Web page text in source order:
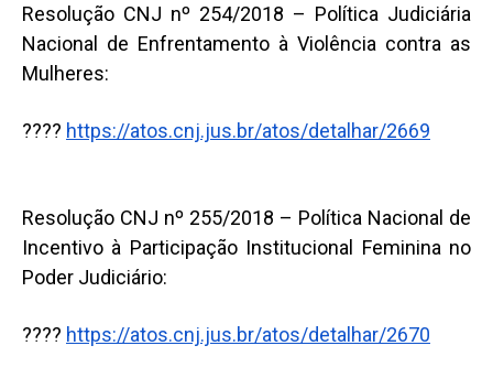
Resolução CNJ nº 254/2018 – Política Judiciária
Nacional de Enfrentamento à Violência contra as
Mulheres:
???? https://atos.cnj.jus.br/atos/detalhar/2669
Resolução CNJ nº 255/2018 – Política Nacional de
Incentivo à Participação Institucional Feminina no
Poder Judiciário:
???? https://atos.cnj.jus.br/atos/detalhar/2670